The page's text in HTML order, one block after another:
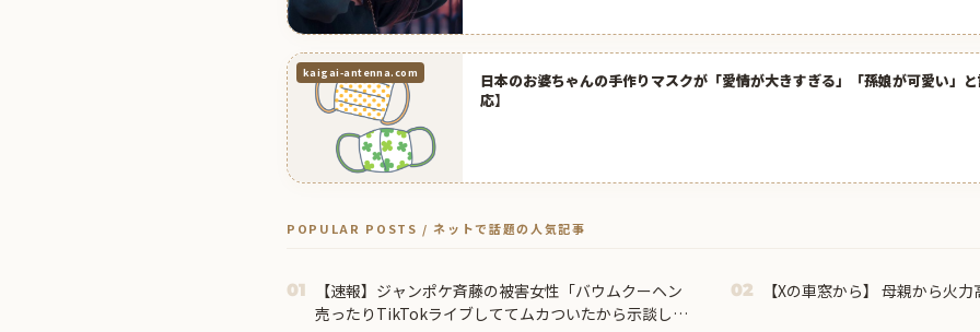
kaigai-antenna.com
日本のお婆ちゃんの手作りマスクが「愛情が大きすぎる」「孫娘が可愛い」
応】
POPULAR POSTS / ネットで話題の人気記事
01
【速報】ジャンポケ斉藤の被害女性「バウムクーヘン
売ったりTikTokライブしててムカついたから示談しな
02 【Xの車窓から】 母親から火